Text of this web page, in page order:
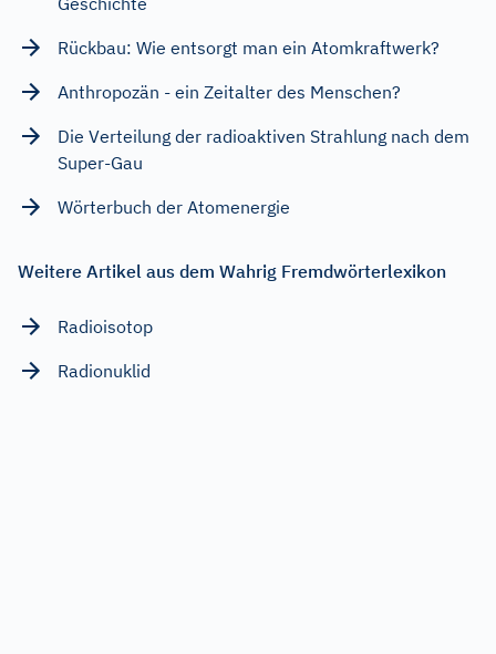
Rückbau: Wie entsorgt man ein Atomkraftwerk?
Anthropozän - ein Zeitalter des Menschen?
Die Verteilung der radioaktiven Strahlung nach dem
Super-Gau
Wörterbuch der Atomenergie
Weitere Artikel aus dem Wahrig Fremdwörterlexikon
Radioisotop
Radionuklid